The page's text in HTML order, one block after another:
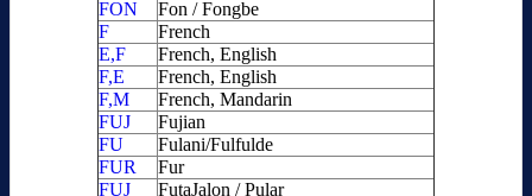
FON
Fon / Fongbe
F
French
E,F
French, English
F,E
French, English
F,M
French, Mandarin
FUJ
Fujian
FU
Fulani/Fulfulde
FUR
Fur
FUJ
FutaJalon / Pular